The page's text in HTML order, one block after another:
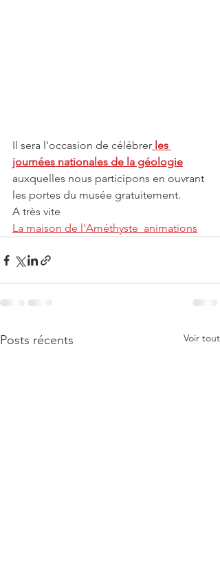
Il sera l'occasion de célébrer les
journées nationales de la géologie
auxquelles nous participons en ouvrant
les portes du musée gratuitement.
A très vite
La maison de l'Améthyste_animations
Posts récents Voir tout